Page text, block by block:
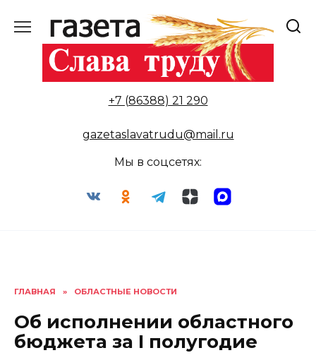
содержанию
+7 (86388) 21 290
gazetaslavatrudu@mail.ru
Мы в соцсетях:
ГЛАВНАЯ » ОБЛАСТНЫЕ НОВОСТИ
Об исполнении областного
бюджета за I полугодие